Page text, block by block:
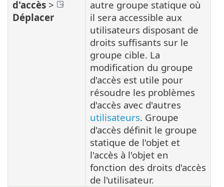
d'accès >
Déplacer
autre groupe statique où
il sera accessible aux
utilisateurs disposant de
droits suffisants sur le
groupe cible. La
modification du groupe
d'accès est utile pour
résoudre les problèmes
d'accès avec d'autres
utilisateurs. Groupe
d'accès définit le groupe
statique de l'objet et
l'accès à l'objet en
fonction des droits d'accès
de l'utilisateur.